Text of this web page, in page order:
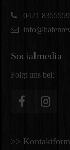
0421 8355559
Socialmedia
Folgt uns bei:
>>